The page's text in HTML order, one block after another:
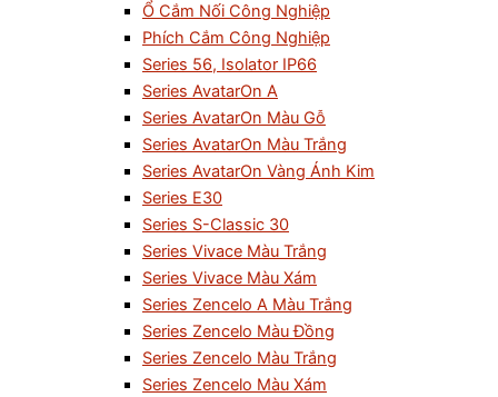
Ổ Cắm Nối Công Nghiệp
Phích Cắm Công Nghiệp
Series 56, Isolator IP66
Series AvatarOn A
Series AvatarOn Màu Gỗ
Series AvatarOn Màu Trắng
Series AvatarOn Vàng Ánh Kim
Series E30
Series S-Classic 30
Series Vivace Màu Trắng
Series Vivace Màu Xám
Series Zencelo A Màu Trắng
Series Zencelo Màu Đồng
Series Zencelo Màu Trắng
Series Zencelo Màu Xám